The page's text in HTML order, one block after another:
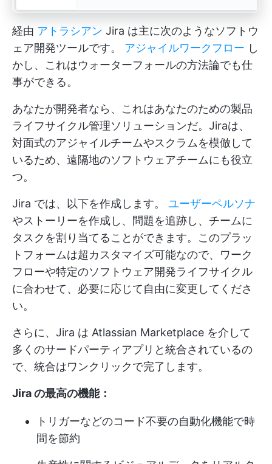
経由 アトラシアン Jira は主に次のようなソフトウ
ェア開発ツールです。 アジャイルワークフロー し
かし、これはウォーターフォールの方法論でも仕
事ができる。
あなたが開発者なら、これはあなたのための製品
ライフサイクル管理ソリューションだ。Jiraは、
対面式のアジャイルチームやスクラムを模倣して
いるため、遠隔地のソフトウェアチームにも役立
つ。
Jira では、以下を作成します。 ユーザーペルソナ
やストーリーを作成し、問題を追跡し、チームに
タスクを割り当てることができます。このプラッ
トフォームは超カスタマイズ可能なので、ワーク
フローや特定のソフトウェア開発ライフサイクル
に合わせて、必要に応じて自由に変更してくださ
い。
さらに、Jira は Atlassian Marketplace を介して
多くのサードパーティアプリと統合されているの
で、統合はワンクリックで完了します。
Jira の最高の機能：
トリガーなどのコード不要の自動化機能で時
間を節約